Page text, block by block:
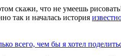
скажи, что не умеешь
так и началась история
всего, чем бы я хотел